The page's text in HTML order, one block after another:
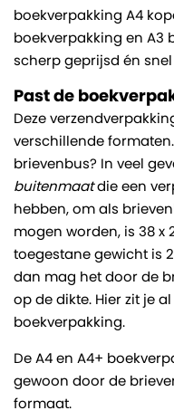
boekverpakking A4
boekverpakking en A3
scherp geprijsd én
Past de
Deze
verschillende
brievenbus? In veel
buitenmaatdieeen
hebben, om als
mogen worden, is 38 x
toegestane gewicht is
dan mag het door de
op de dikte. Hier zit je
boekverpakking.
De A4 en A4+
gewoon door de
formaat.